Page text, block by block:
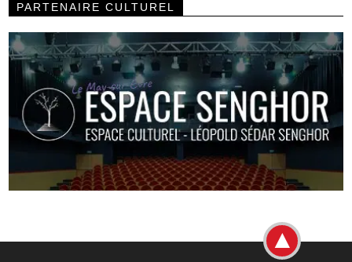
PARTENAIRE CULTUREL